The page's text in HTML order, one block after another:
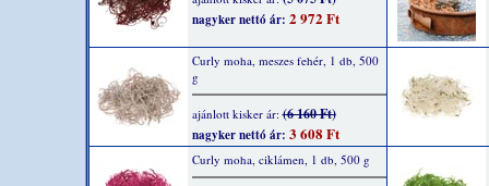
nagyker nettó ár: 2 972 Ft
Curly moha, meszes fehér, 1 db, 500
g
ajánlott kisker ár:(6 160 Ft)
nagyker nettó ár: 3 608 Ft
Curly moha, ciklámen, 1 db, 500 g